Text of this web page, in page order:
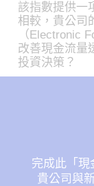
該指數提供一
相較，貴公司
（Electronic
改善現金流量
投資決策？
完成此「現
貴公司與